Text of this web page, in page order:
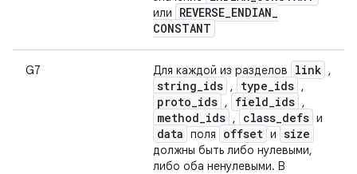
или REVERSE_ENDIAN_
CONSTANT
G7 Для каждой из разделов link ,
string_ids , type_ids ,
proto_ids , field_ids ,
method_ids , class_defs и
data поля offset и size
должны быть либо нулевыми,
либо оба ненулевыми. В